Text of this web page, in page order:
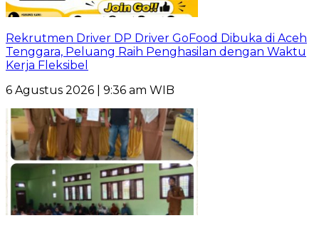
Rekrutmen Driver DP Driver GoFood Dibuka di Aceh
Tenggara, Peluang Raih Penghasilan dengan Waktu
Kerja Fleksibel
6 Agustus 2026 | 9:36 am WIB